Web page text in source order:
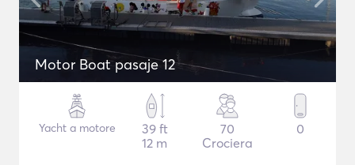
Motor Boat pasaje 12
Yacht a motore
39 ft
12 m
70
Crociera
0